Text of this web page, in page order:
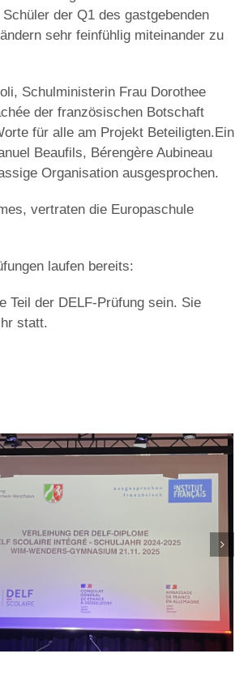
der Q1 des gastgebenden
sehr feinfühlig miteinander zu
Schulministerin Frau Dorothee
der französischen Botschaft
für alle am Projekt Beteiligten.Ein
Beaufils, Bérengère Aubineau
Organisation ausgesprochen.
vertraten die Europaschule
laufen bereits:
Teil der DELF-Prüfung sein. Sie
statt.